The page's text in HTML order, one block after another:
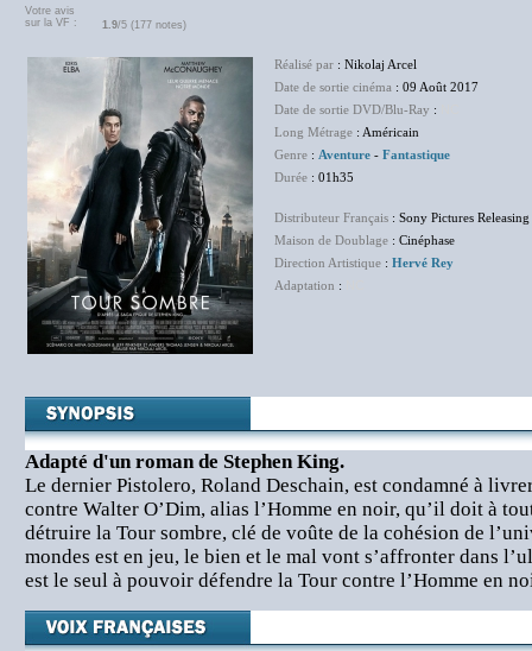
Votre avis
sur la VF :
1.9/5 (177 notes)
Réalisé par : Nikolaj Arcel
Date de sortie cinéma : 09 Août 2017
Date de sortie DVD/Blu-Ray :
Long Métrage : Américain
Genre : Aventure - Fantastique
Durée : 01h35
Distributeur Français : Sony Pictures
Maison de Doublage : Cinéphase
Direction Artistique : Hervé Rey
Adaptation :
Adapté d'un roman de Stephen King.
Le dernier Pistolero, Roland Deschain, est condamné à
contre Walter O’Dim, alias l’Homme en noir, qu’il doit à
détruire la Tour sombre, clé de voûte de la cohésion de
mondes est en jeu, le bien et le mal vont s’affronter dans
est le seul à pouvoir défendre la Tour contre l’Homme en